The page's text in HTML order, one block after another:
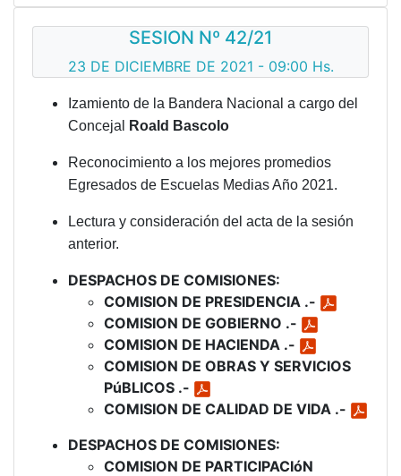
SESION Nº 42/21
23 DE DICIEMBRE DE 2021 - 09:00 Hs.
Izamiento de la Bandera Nacional a cargo del
Concejal
Roald Bascolo
Reconocimiento a los mejores promedios
Egresados de Escuelas Medias Año 2021.
Lectura y consideración del acta de la sesión
anterior.
DESPACHOS DE COMISIONES:
COMISION DE PRESIDENCIA .-
COMISION DE GOBIERNO .-
COMISION DE HACIENDA .-
COMISION DE OBRAS Y SERVICIOS
PúBLICOS .-
COMISION DE CALIDAD DE VIDA .-
DESPACHOS DE COMISIONES:
COMISION DE PARTICIPACIóN